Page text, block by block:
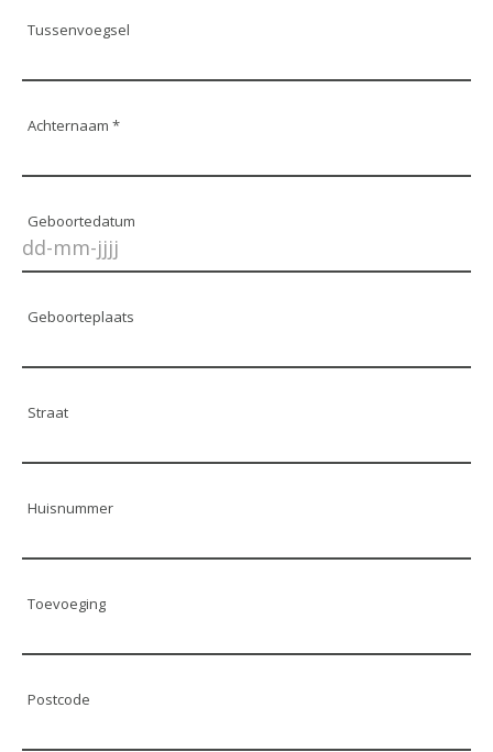
Tussenvoegsel
Achternaam *
Geboortedatum
Geboorteplaats
Straat
Huisnummer
Toevoeging
Postcode